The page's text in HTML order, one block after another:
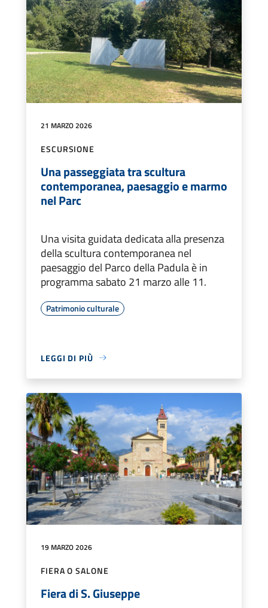
21 MARZO 2026
ESCURSIONE
Una passeggiata tra scultura
contemporanea, paesaggio e marmo
nel Parc
Una visita guidata dedicata alla presenza
della scultura contemporanea nel
paesaggio del Parco della Padula è in
programma sabato 21 marzo alle 11.
Patrimonio culturale
LEGGI DI PIÙ
19 MARZO 2026
FIERA O SALONE
Fiera di S. Giuseppe